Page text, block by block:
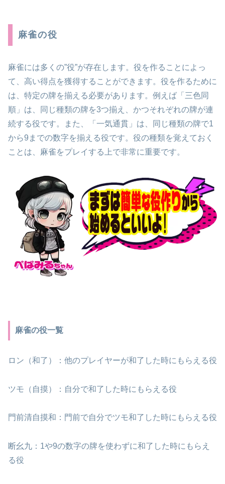
麻雀の役
麻雀には多くの”役”が存在します。役を作ることによっ
て、高い得点を獲得することができます。役を作るために
は、特定の牌を揃える必要があります。例えば「三色同
順」は、同じ種類の牌を3つ揃え、かつそれぞれの牌が連
続する役です。また、「一気通貫」は、同じ種類の牌で1
から9までの数字を揃える役です。役の種類を覚えておく
ことは、麻雀をプレイする上で非常に重要です。
麻雀の役一覧
ロン（和了）：他のプレイヤーが和了した時にもらえる役
ツモ（自摸）：自分で和了した時にもらえる役
門前清自摸和：門前で自分でツモ和了した時にもらえる役
断幺九：1や9の数字の牌を使わずに和了した時にもらえ
る役